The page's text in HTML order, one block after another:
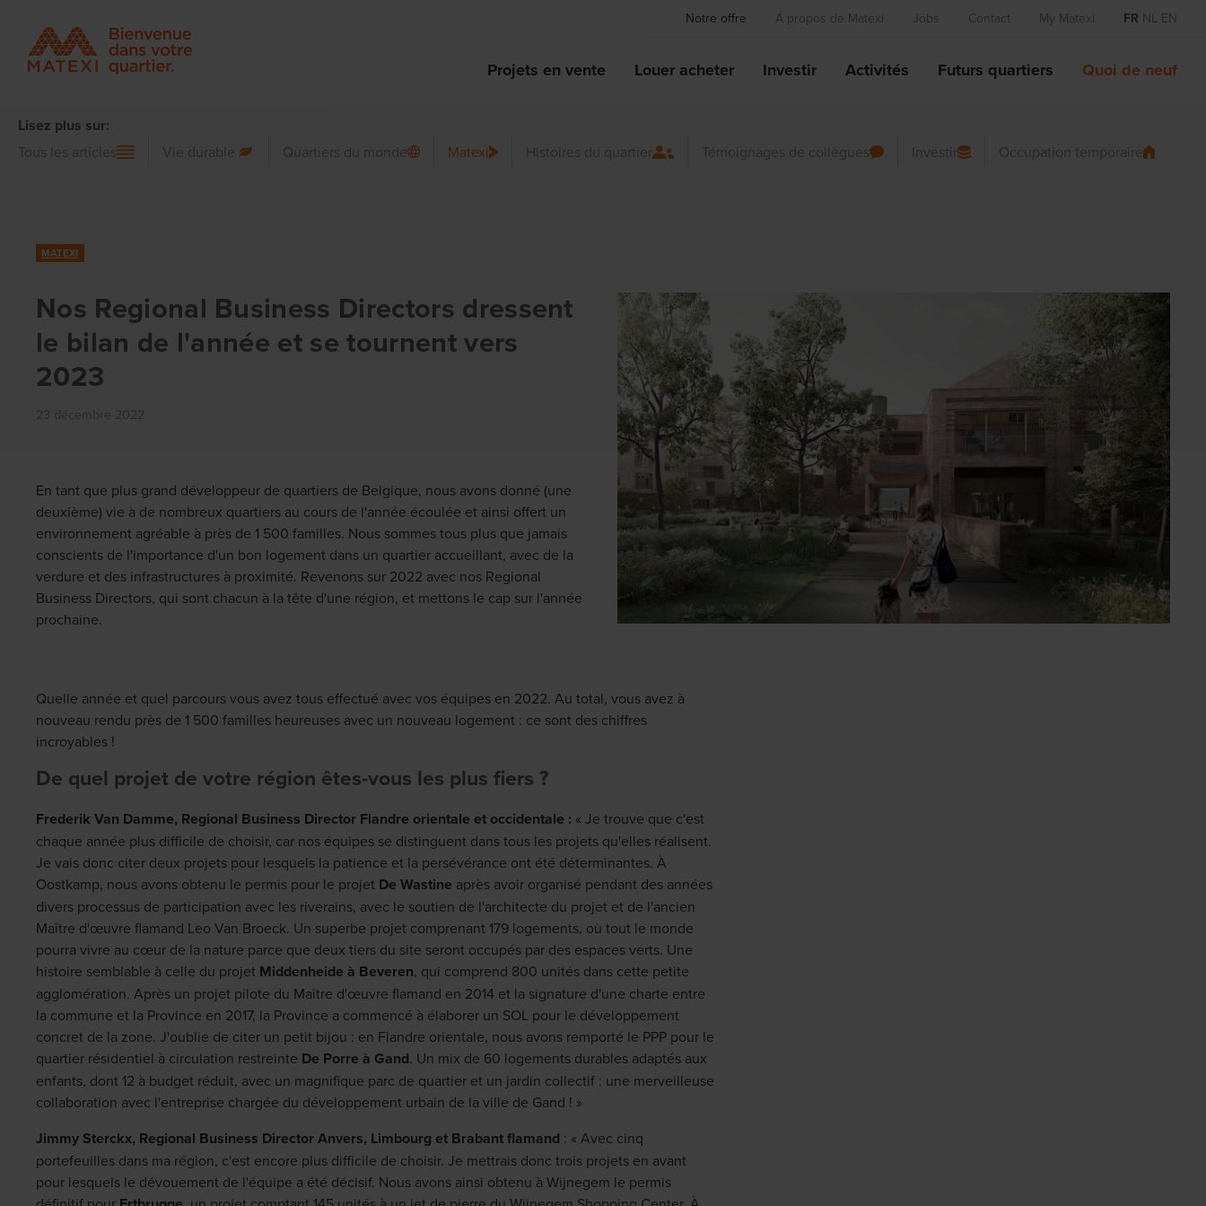
Notre offre Á propos de Matexi Jobs Contact My Matexi FR NL EN
Projets en vente Louer acheter Investir Activités Futurs quartiers Quoi de neuf
Lisez plus sur:
Tous les articles Vie durable Quartiers du monde Matexi Histoires du quartier Témoignages de collègues Investir Occupation temporaire
MATEXI
Nos Regional Business Directors dressent
le bilan de l'année et se tournent vers
2023
En tant que plus grand développeur de quartiers de Belgique, nous avons donné (une
deuxième) vie à de nombreux quartiers au cours de l'année écoulée et ainsi offert un
environnement agréable à près de 1 500 familles. Nous sommes tous plus que jamais
conscients de l'importance d'un bon logement dans un quartier accueillant, avec de la
verdure et des infrastructures à proximité. Revenons sur 2022 avec nos Regional
Business Directors, qui sont chacun à la tête d'une région, et mettons le cap sur l'année
prochaine.
Quelle année et quel parcours vous avez tous effectué avec vos équipes en 2022. Au total, vous avez à
nouveau rendu près de 1 500 familles heureuses avec un nouveau logement : ce sont des chiffres
incroyables !
De quel projet de votre région êtes-vous les plus fiers ?
Frederik Van Damme, Regional Business Director Flandre orientale et occidentale : « Je trouve que c'est
chaque année plus difficile de choisir, car nos équipes se distinguent dans tous les projets qu'elles réalisent.
Je vais donc citer deux projets pour lesquels la patience et la persévérance ont été déterminantes. À
Oostkamp, nous avons obtenu le permis pour le projet De Wastine après avoir organisé pendant des années
divers processus de participation avec les riverains, avec le soutien de l'architecte du projet et de l'ancien
Maître d'œuvre flamand Leo Van Broeck. Un superbe projet comprenant 179 logements, où tout le monde
pourra vivre au cœur de la nature parce que deux tiers du site seront occupés par des espaces verts. Une
histoire semblable à celle du projet Middenheide à Beveren, qui comprend 800 unités dans cette petite
agglomération. Après un projet pilote du Maître d'œuvre flamand en 2014 et la signature d'une charte entre
la commune et la Province en 2017, la Province a commencé à élaborer un SOL pour le développement
concret de la zone. J'oublie de citer un petit bijou : en Flandre orientale, nous avons remporté le PPP pour le
quartier résidentiel à circulation restreinte De Porre à Gand. Un mix de 60 logements durables adaptés aux
enfants, dont 12 à budget réduit, avec un magnifique parc de quartier et un jardin collectif : une merveilleuse
collaboration avec l'entreprise chargée du développement urbain de la ville de Gand ! »
Jimmy Sterckx, Regional Business Director Anvers, Limbourg et Brabant flamand : « Avec cinq
portefeuilles dans ma région, c'est encore plus difficile de choisir. Je mettrais donc trois projets en avant
pour lesquels le dévouement de l'équipe a été décisif. Nous avons ainsi obtenu à Wijnegem le permis